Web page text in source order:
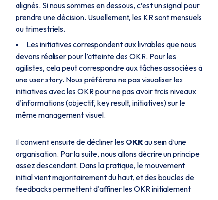
alignés. Si nous sommes en dessous, c’est un signal pour
prendre une décision. Usuellement, les KR sont mensuels
ou trimestriels.
Les initiatives correspondent aux livrables que nous
devons réaliser pour l’atteinte des OKR. Pour les
agilistes, cela peut correspondre aux tâches associées à
une user story. Nous préférons ne pas visualiser les
initiatives avec les OKR pour ne pas avoir trois niveaux
d’informations (objectif, key result, initiatives) sur le
même management visuel.
Il convient ensuite de décliner les OKRau sein d’une
organisation. Par la suite, nous allons décrire un principe
assez descendant. Dans la pratique, le mouvement
initial vient majoritairement du haut, et des boucles de
feedbacks permettent d'affiner les OKR initialement